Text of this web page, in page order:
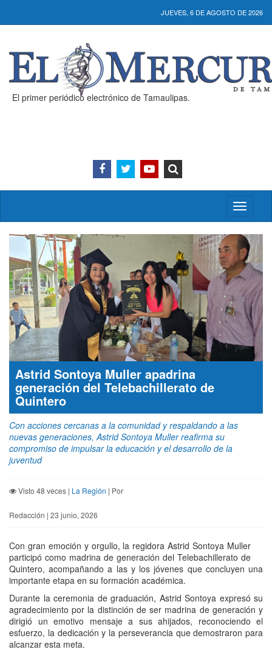
JUEVES, 6 DE AGOSTO DE 2026
El primer periódico electrónico de Tamaulipas.
Activar/
menú
Astrid Sontoya Muller apadrina
generación del Telebachillerato de
Quintero
Con acciones cercanas a la comunidad y respaldando a las
nuevas generaciones, Astrid Sontoya Muller reafirma su
compromiso de impulsar la educación y el desarrollo de la
juventud
Visto 48 veces | La Región | Por
Redacción | 23 junio, 2026
Con gran emoción y orgullo, la regidora Astrid Sontoya Muller
participó como madrina de generación del Telebachillerato de
Quintero, acompañando a las y los jóvenes que concluyen una
importante etapa en su formación académica.
Durante la ceremonia de graduación, Astrid Sontoya expresó su
agradecimiento por la distinción de ser madrina de generación y
dirigió un emotivo mensaje a sus ahijados, reconociendo el
esfuerzo, la dedicación y la perseverancia que demostraron para
alcanzar esta meta.